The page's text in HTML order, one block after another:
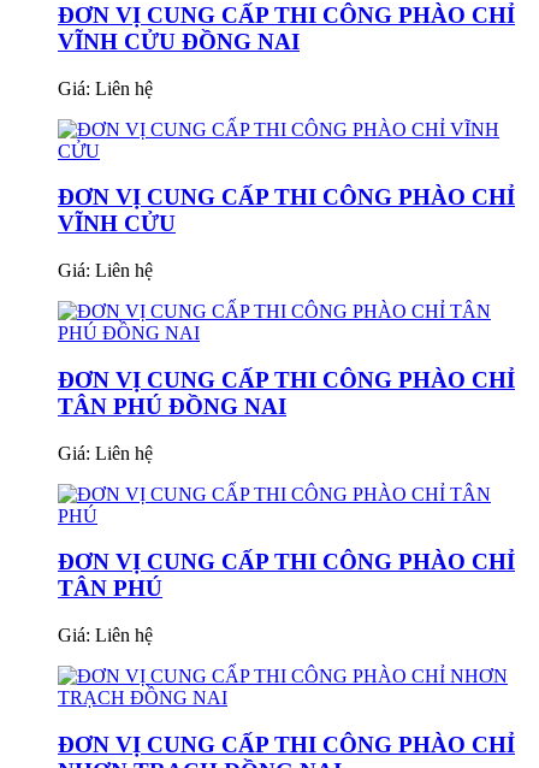
ĐƠN VỊ CUNG CẤP THI CÔNG PHÀO CHỈ
VĨNH CỬU ĐỒNG NAI
Giá: Liên hệ
ĐƠN VỊ CUNG CẤP THI CÔNG PHÀO CHỈ
VĨNH CỬU
Giá: Liên hệ
ĐƠN VỊ CUNG CẤP THI CÔNG PHÀO CHỈ
TÂN PHÚ ĐỒNG NAI
Giá: Liên hệ
ĐƠN VỊ CUNG CẤP THI CÔNG PHÀO CHỈ
TÂN PHÚ
Giá: Liên hệ
ĐƠN VỊ CUNG CẤP THI CÔNG PHÀO CHỈ